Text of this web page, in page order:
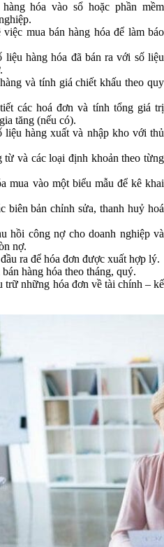
hóa vào sổ hoặc phần mềm
mua bán hàng hóa để làm báo
liệu hàng hóa đã bán ra với số liệu
và tính giá chiết khấu theo quy
các hoá đơn và tính tổng giá trị
tăng (nếu có).
liệu hàng xuất và nhập kho với thủ
từ và các loại định khoản theo từng
mua vào một biểu mẫu để kê khai
biên bản chỉnh sửa, thanh huỷ hoá
hồi công nợ cho doanh nghiệp và
nợ.
ra để hóa đơn được xuất hợp lý.
hàng hóa theo tháng, quý.
trữ những hóa đơn về tài chính – kế